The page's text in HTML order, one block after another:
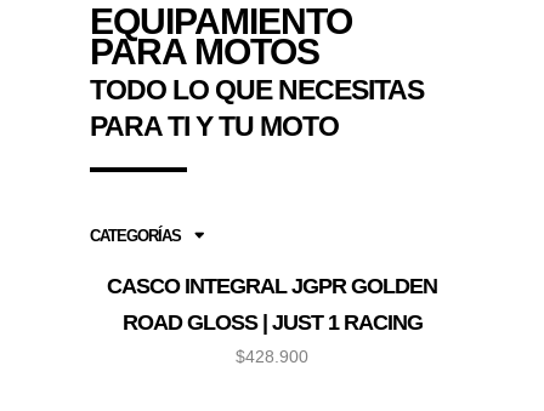
EQUIPAMIENTO
PARA MOTOS
TODO LO QUE NECESITAS
PARA TI Y TU MOTO
CATEGORÍAS
CASCO INTEGRAL JGPR GOLDEN
ROAD GLOSS | JUST 1 RACING
$428.900